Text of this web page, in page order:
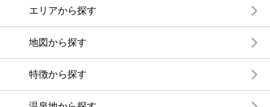
エリアから探す
地図から探す
特徴から探す